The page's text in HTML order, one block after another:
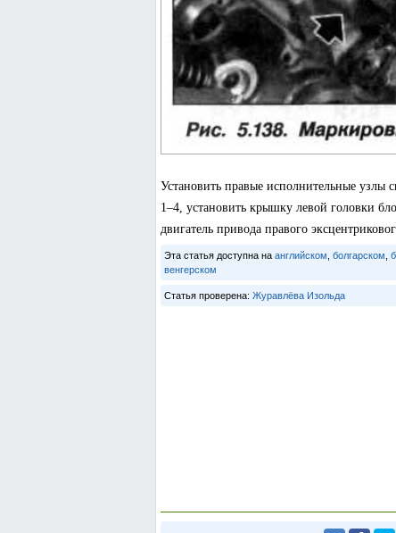
Установить правые исполнительные узлы
1–4, установить крышку левой головки
двигатель привода правого
Эта статья доступна на английском болгарском
венгерском
Статья проверена: Журавлёва Изольда